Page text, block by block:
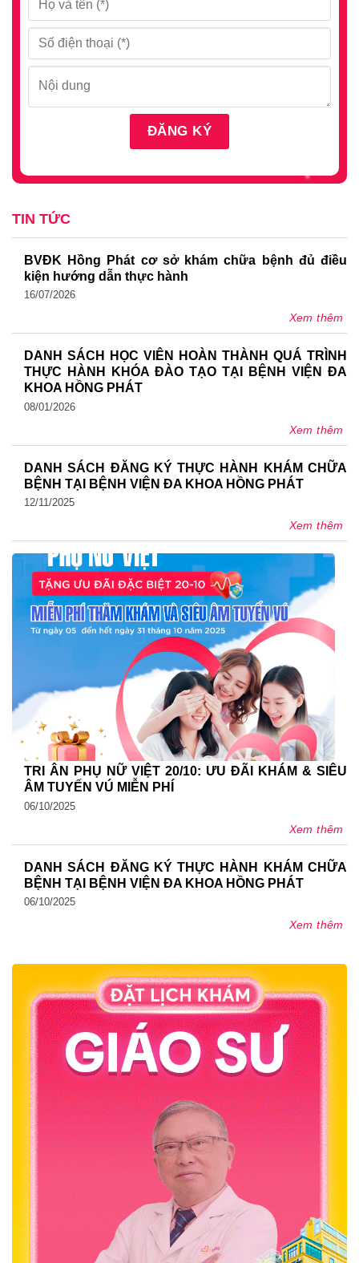
TIN TỨC
BVĐK Hồng Phát cơ sở khám chữa bệnh đủ điều
kiện hướng dẫn thực hành
16/07/2026
Xem thêm
DANH SÁCH HỌC VIÊN HOÀN THÀNH QUÁ TRÌNH
THỰC HÀNH KHÓA ĐÀO TẠO TẠI BỆNH VIỆN ĐA
KHOA HỒNG PHÁT
08/01/2026
Xem thêm
DANH SÁCH ĐĂNG KÝ THỰC HÀNH KHÁM CHỮA
BỆNH TẠI BỆNH VIỆN ĐA KHOA HỒNG PHÁT
12/11/2025
Xem thêm
TRI ÂN PHỤ NỮ VIỆT 20/10: ƯU ĐÃI KHÁM & SIÊU
ÂM TUYẾN VÚ MIỄN PHÍ
06/10/2025
Xem thêm
DANH SÁCH ĐĂNG KÝ THỰC HÀNH KHÁM CHỮA
BỆNH TẠI BỆNH VIỆN ĐA KHOA HỒNG PHÁT
06/10/2025
Xem thêm